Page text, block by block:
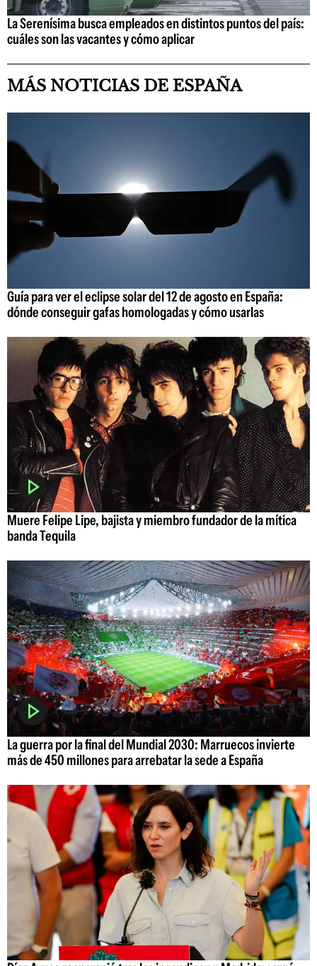
La Serenísima busca empleados en distintos puntos del país:
cuáles son las vacantes y cómo aplicar
MÁS NOTICIAS DE ESPAÑA
Guía para ver el eclipse solar del 12 de agosto en España:
dónde conseguir gafas homologadas y cómo usarlas
Muere Felipe Lipe, bajista y miembro fundador de la mítica
banda Tequila
La guerra por la final del Mundial 2030: Marruecos invierte
más de 450 millones para arrebatar la sede a España